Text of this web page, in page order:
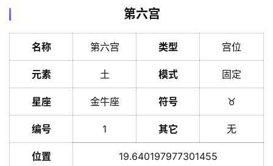
第六宫
名称 第六宫 类型 宫位
元素 土 模式 固定
星座 金牛座 符号 ♉️
编号 1 其它 无
位置 19.640197977301455